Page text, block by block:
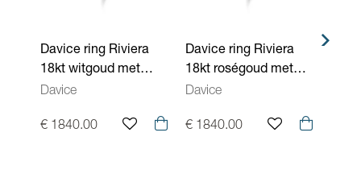
Davice ring Riviera
18kt witgoud met
0.34ct briljant R10568
Davice
€ 1840.00
Davice ring Riviera
18kt roségoud met
0.34ct briljant R80561
Davice
€ 1840.00